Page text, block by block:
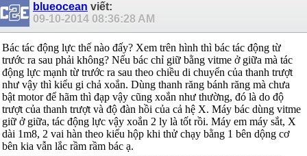
blueocean viết:
09-10-2014 08:36:28 AM
Bác tác động lực thế nào đấy? Xem trên hình thì bác tác động từ
trước ra sau phải không? Nếu bác chỉ giữ bằng vitme ở giữa mà tác
động lực mạnh từ trước ra sau theo chiều di chuyển của thanh trượt
như vậy thì kiểu gi chả xoắn. Dùng thanh răng bánh răng mà chưa
bật motor để hãm thì đạp vậy cũng xoắn như thường, đó là do độ
trượt của thanh trượt và độ đàn hồi của cả hệ X. Máy bác dùng vitme
giữ ở giữa, tác động lực vậy xoắn 2 ly là tốt rồi. Máy em máy sắt, X
dài 1m8, 2 vai hàn theo kiểu hộp khi thử chạy bằng 1 bên dộng cơ
bên kia vẫn lắc rầm rầm bác ạ.